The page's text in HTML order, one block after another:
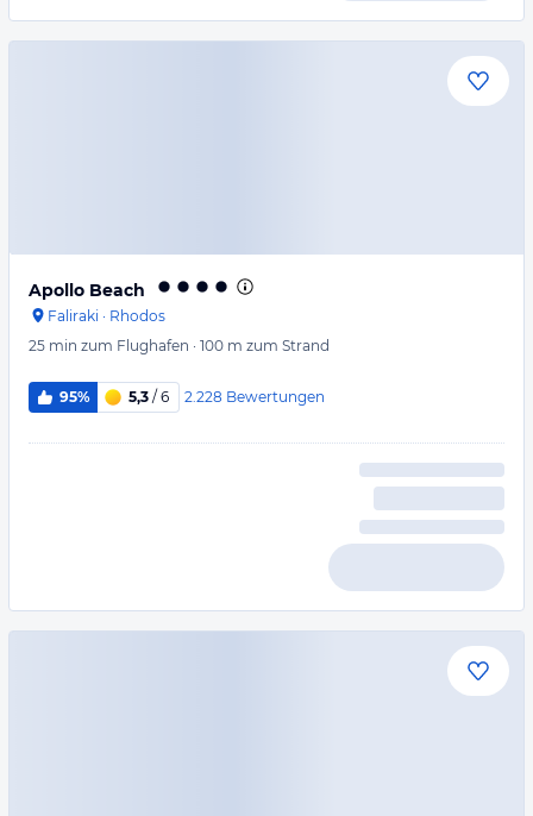
Apollo Beach
Faliraki · Rhodos
25 min zum Flughafen · 100 m zum Strand
95% 5,3 / 6 2.228 Bewertungen